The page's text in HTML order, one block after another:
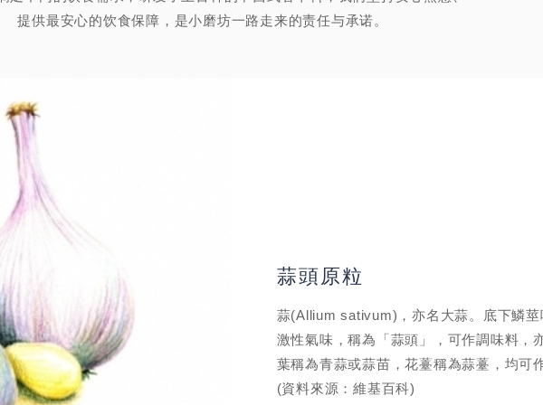
提供最安心的饮食保障，是小磨坊一路走来的责任与承诺。
蒜頭原粒
蒜(Allium sativum)，亦名大蒜。底下鱗莖
激性氣味，稱為「蒜頭」，可作調味料，
葉稱為青蒜或蒜苗，花薹稱為蒜薹，均可
(資料來源：維基百科)